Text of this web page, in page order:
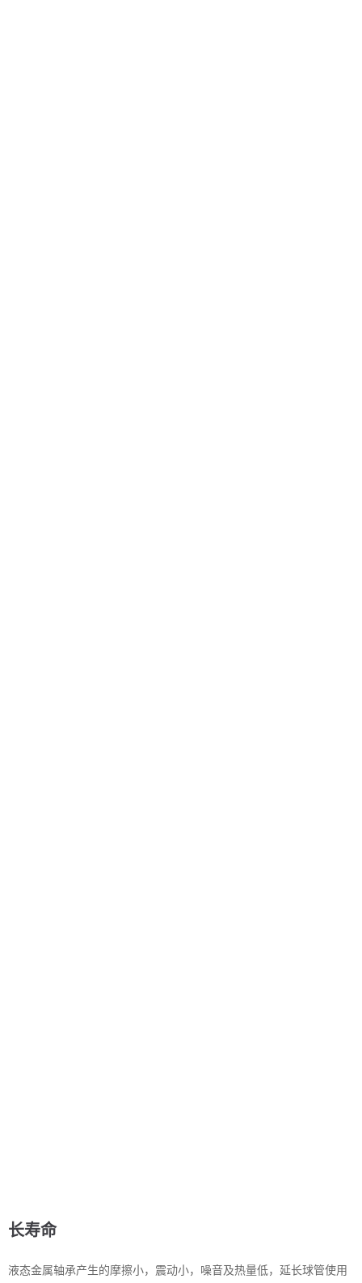
长寿命
液态金属轴承产生的摩擦小，震动小，噪音及热量低，延长球管使用